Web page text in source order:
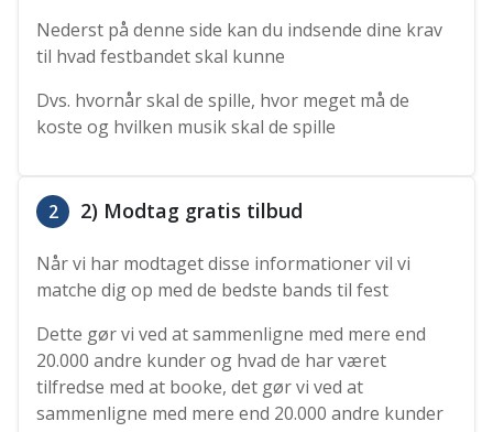
Nederst på denne side kan du indsende dine krav
til hvad festbandet skal kunne
Dvs. hvornår skal de spille, hvor meget må de
koste og hvilken musik skal de spille
2 2) Modtag gratis tilbud
Når vi har modtaget disse informationer vil vi
matche dig op med de bedste bands til fest
Dette gør vi ved at sammenligne med mere end
20.000 andre kunder og hvad de har været
tilfredse med at booke, det gør vi ved at
sammenligne med mere end 20.000 andre kunder